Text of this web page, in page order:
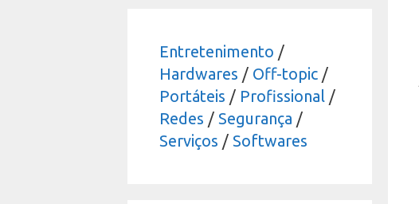
Entretenimento /
Hardwares / Off-topic /
Portáteis / Profissional /
Redes / Segurança /
Serviços / Softwares